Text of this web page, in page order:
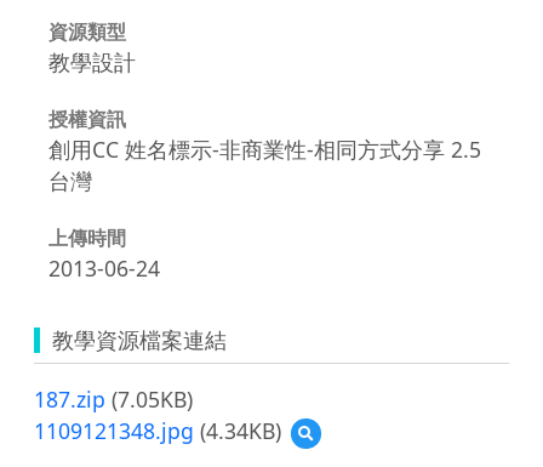
資源類型
教學設計
授權資訊
創用CC 姓名標示-非商業性-相同方式分享 2.5
台灣
上傳時間
2013-06-24
教學資源檔案連結
187.zip (7.05KB)
1109121348.jpg (4.34KB)
預
覽